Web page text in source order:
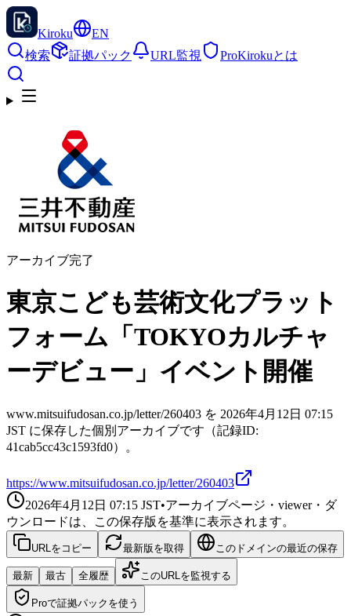
Kiroku
EN
検索
証拠パック URL監視 ProKirokuとは
アーカイブ完了
東京こども芸術文化プラット
フォーム「TOKYOカルチャ
ーデビュー」イベント開催
www.mitsuifudosan.co.jp/letter/260403 を 2026年4月12日 07:15
JST に保存した個別アーカイブです（記録ID:
41cab5cc43c1593fd0）。
https://www.mitsuifudosan.co.jp/letter/260403
2026年4月12日 07:15 JST•アーカイブページ・viewer・ダ
ウンロードは、この保存版を基準に表示されます。
URLをコピー 最新版を取得 このドメインの最近の保存
最新 最古 全履歴 このURLを監視する
Proで証拠パックを使う